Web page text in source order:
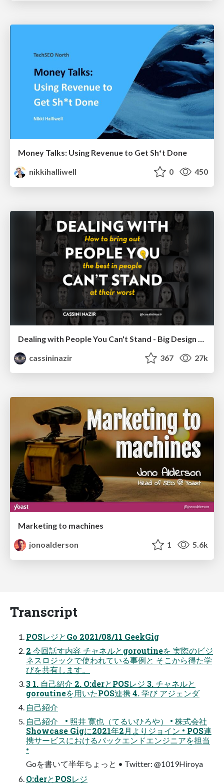
Money Talks: Using Revenue to Get Sh*t Done
nikkihalliwell
0 450
Dealing with People You Can't Stand - Big Design 2015
cassininazir
367 27k
Marketing to machines
jonoalderson
1 5.6k
Transcript
POSレジとGo 2021/08/11 GeekGig
2 今回話す内容 チャネルとgoroutineを 実際のビジ
ネスロジックで使われている事例と そこから得た学
びを共有します。
3 1. 自己紹介 2. O:derとPOSレジ 3. チャネルと
goroutineを用いたPOS連携 4. 学び アジェンダ
自己紹介
自己紹介 • 照井 寛也（てるいひろや） • 株式会社
Showcase Gigに2021年2月よりジョイン • POS連
携サービスにおけるバックエンドエンジニアを担当
•
Goを書いて半年ちょっと • Twitter: @1019Hiroya
O:derとPOSレジ